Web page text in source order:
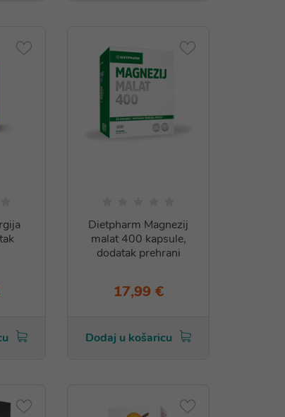
Dietpharm Magnezij
malat 400 kapsule,
dodatak prehrani
17,99 €
Dodaj u košaricu